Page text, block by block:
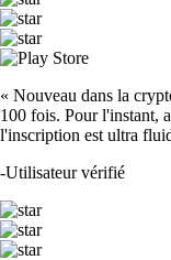
« Nouveau dans la
100 fois. Pour l'instant,
l'inscription est ultra
-Utilisateur vérifié